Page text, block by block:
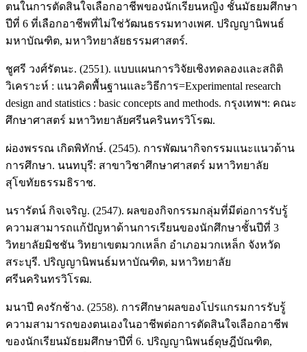
ตนในการตัดสินใจเลือกอาชีพของนักเรียนหญิง ชั้นมัธยมศึกษา
ปีที่ 6 ที่เลือกอาชีพที่ไม่ใช่วัฒนธรรมทางเพศ. ปริญญานิพนธ์
มหาบัณฑิต, มหาวิทยาลัยธรรมศาสตร์.
ชูศรี วงศ์รัตนะ. (2551). แบบแผนการวิจัยเชิงทดลองและสถิติ
วิเคราะห์ : แนวคิดพื้นฐานและวิธีการ=Experimental research
design and statistics : basic concepts and methods. กรุงเทพฯ: คณะ
ศึกษาศาสตร์ มหาวิทยาลัยศรีนครินทรวิโรฒ.
ผ่องพรรณ เกิดพิทักษ์. (2545). การพัฒนากิจกรรมแนะแนวด้าน
การศึกษา. นนทบุรี: สาขาวิชาศึกษาศาสตร์ มหาวิทยาลัย
สุโขทัยธรรมธิราช.
นรารัตน์ กิจเจริญ. (2547). ผลของกิจกรรมกลุ่มที่มีต่อการรับรู้
ความสามารถแก้ปัญหาด้านการเรียนของนักศึกษาชั้นปีที่ 3
วิทยาลัยมิชชัน วิทยาเขตมวกเหล็ก อำเภอมวกเหล็ก จังหวัด
สระบุรี. ปริญญานิพนธ์มหาบัณฑิต, มหาวิทยาลัย
ศรีนครินทรวิโรฒ.
มนาปี คงรักช้าง. (2558). การศึกษาผลของโปรแกรมการรับรู้
ความสามารถของตนเองในอาชีพต่อการตัดสินใจเลือกอาชีพ
ของนักเรียนมัธยมศึกษาปีที่ 6. ปริญญานิพนธ์ดุษฎีบัณฑิต,